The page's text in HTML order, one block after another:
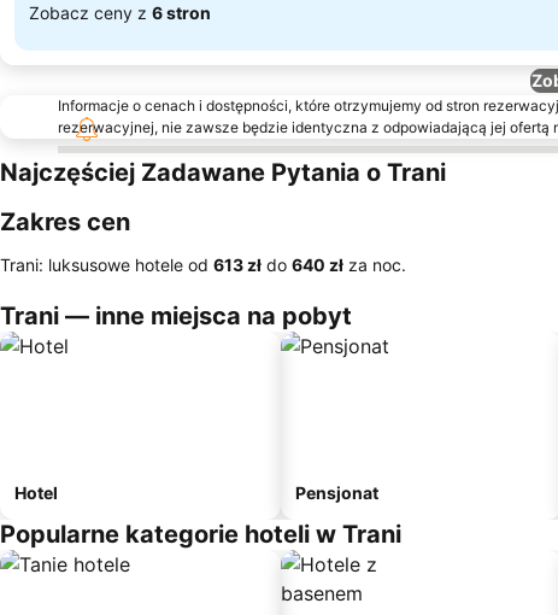
Zobacz ceny z 6 stron
Informacje o cenach i dostępności, które otrzymujemy od stron
rezerwacyjnej, nie zawsze będzie identyczna z odpowiadającą jej ofertą
Najczęściej Zadawane Pytania o Trani
Zakres cen
Trani: luksusowe hotele od ‎613 zł do ‎640 zł za noc.
Trani — inne miejsca na pobyt
Hotel Pensjonat
Popularne kategorie hoteli w Trani